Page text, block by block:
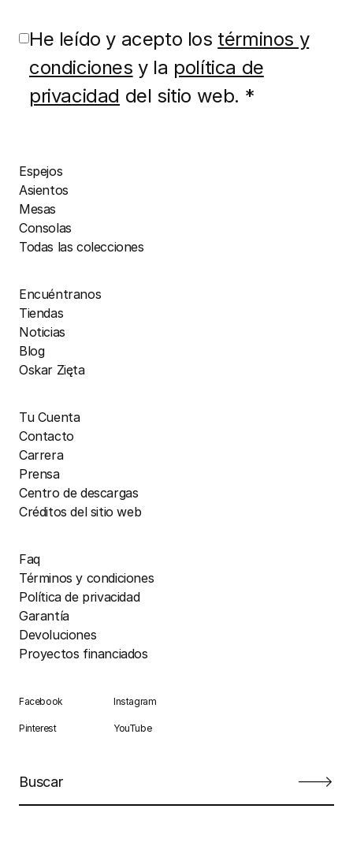
He leído y acepto los términos y
condiciones y la política de
privacidad del sitio web. *
Espejos
Asientos
Mesas
Consolas
Todas las colecciones
Encuéntranos
Tiendas
Noticias
Blog
Oskar Zięta
Tu Cuenta
Contacto
Carrera
Prensa
Centro de descargas
Créditos del sitio web
Faq
Términos y condiciones
Política de privacidad
Garantía
Devoluciones
Proyectos financiados
Facebook Instagram
Pinterest YouTube